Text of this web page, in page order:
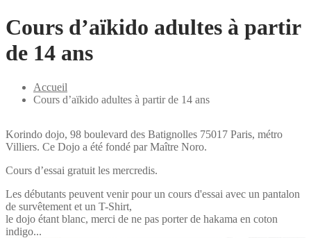
Cours d’aïkido adultes à partir
de 14 ans
Accueil
Cours d’aïkido adultes à partir de 14 ans
Korindo dojo, 98 boulevard des Batignolles 75017 Paris, métro
Villiers. Ce Dojo a été fondé par Maître Noro.
Cours d’essai gratuit les mercredis.
Les débutants peuvent venir pour un cours d'essai avec un pantalon
de survêtement et un T-Shirt,
le dojo étant blanc, merci de ne pas porter de hakama en coton
indigo...